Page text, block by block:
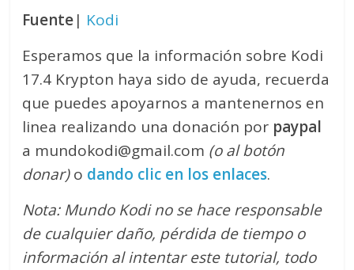
Fuente| Kodi
Esperamos que la información sobre Kodi
17.4 Krypton haya sido de ayuda, recuerda
que puedes apoyarnos a mantenernos en
linea realizando una donación por paypal
a mundokodi@gmail.com (o al botón
donar)o dando clic en los enlaces.
Nota: Mundo Kodi no se hace responsable
de cualquier daño, pérdida de tiempo o
información al intentar este tutorial, todo